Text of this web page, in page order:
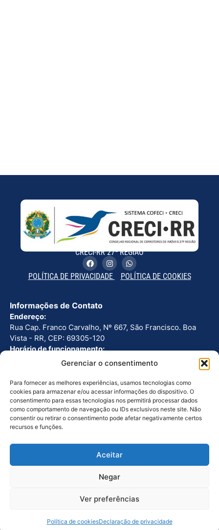
Gerenciar o consentimento
Para fornecer as melhores experiências, usamos tecnologias como
cookies para armazenar e/ou acessar informações do dispositivo. O
consentimento para essas tecnologias nos permitirá processar dados
como comportamento de navegação ou IDs exclusivos neste site. Não
consentir ou retirar o consentimento pode afetar negativamente certos
recursos e funções.
Aceitar
Negar
Ver preferências
Política de cookiesDeclaração de privacidade
CRECI-RR 27ª REGIÃO
POLÍTICA DE PRIVACIDADE POLÍTICA DE COOKIES
Informações de Contato
Endereço:
Rua Cap. Franco Carvalho, Nº 667, São Francisco. Boa
Vista - RR, CEP: 69305-120
Horário de funcionamento:
Seg - Sex: 8h as 12h | 13h as 17h
(95) 3224-2766
Outros Links
Ouvidoria
Licitações
© CRECI-RR 2026 — Produzido e mantido por